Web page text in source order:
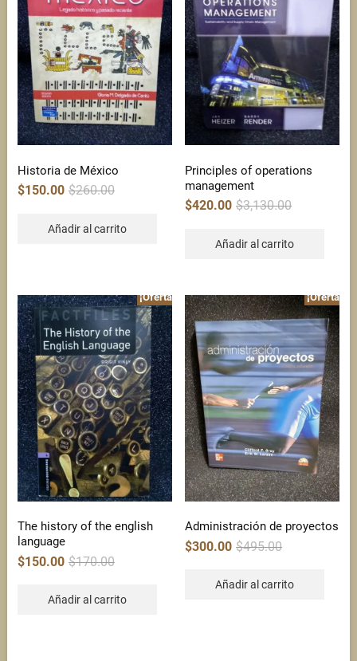
Historia de México
$260.00Original
$150.00
Current
Añadir al carrito
Principles of operations
management
$3,130.00Original
$420.00
Current
Añadir al carrito
¡Oferta!
The history of the english
language
$170.00Original
price
$150.00
Current
price
Añadir al carrito
¡Oferta!
Administración de proyectos
$495.00
$300.00
Añadir al carrito